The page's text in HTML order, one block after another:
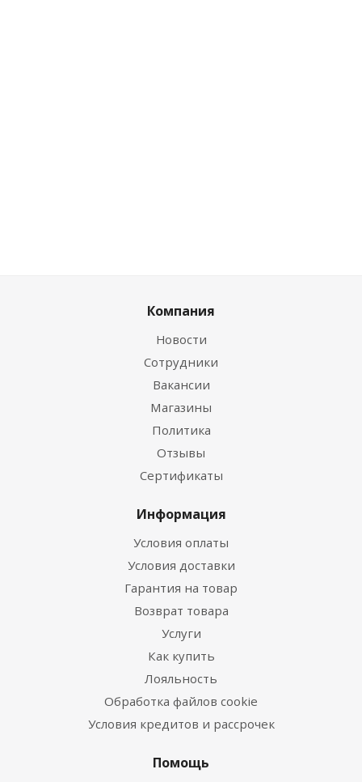
Компания
Новости
Сотрудники
Вакансии
Магазины
Политика
Отзывы
Сертификаты
Информация
Условия оплаты
Условия доставки
Гарантия на товар
Возврат товара
Услуги
Как купить
Лояльность
Обработка файлов cookie
Условия кредитов и рассрочек
Помощь